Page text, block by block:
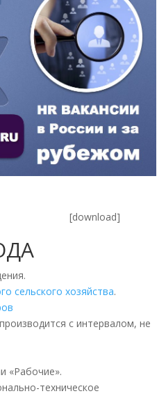
[download]
сельского хозяйства.
с интервалом, не
«Рабочие».
техническое